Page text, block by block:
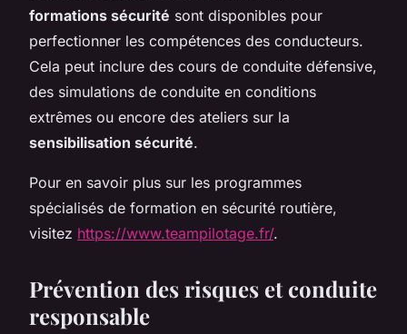
formations sécurité sont disponibles pour
perfectionner les compétences des conducteurs.
Cela peut inclure des cours de conduite défensive,
des simulations de conduite en conditions
extrêmes ou encore des ateliers sur la
sensibilisation sécurité.
Pour en savoir plus sur les programmes
spécialisés de formation en sécurité routière,
visitez https://www.teampilotage.fr/.
Prévention des risques et conduite
responsable